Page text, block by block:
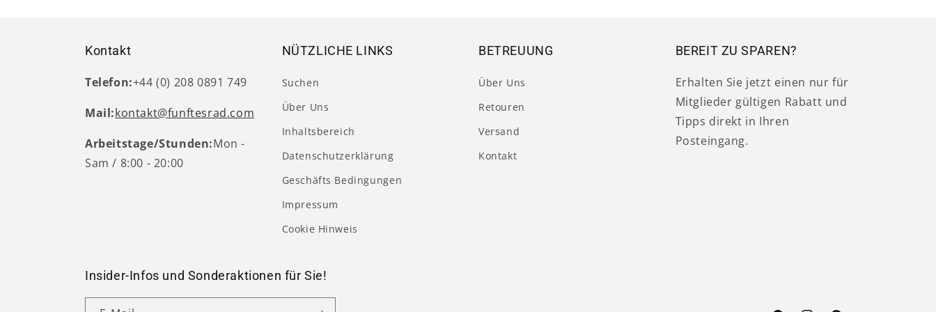
Kontakt
Telefon:+44 (0) 208 0891 749
Mail:kontakt@funftesrad.com
Arbeitstage/Stunden:Mon -
Sam / 8:00 - 20:00
NÜTZLICHE LINKS
Suchen
Über Uns
Inhaltsbereich
Datenschutzerklärung
Geschäfts Bedingungen
Impressum
Cookie Hinweis
BETREUUNG
Über Uns
Retouren
Versand
Kontakt
BEREIT ZU SPAREN?
Erhalten Sie jetzt einen nur für
Mitglieder gültigen Rabatt und
Tipps direkt in Ihren
Posteingang.
Insider-Infos und Sonderaktionen für Sie!